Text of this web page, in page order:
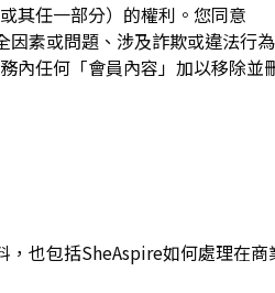
其任一部分）的權利。您同意
素或問題、涉及詐欺或違法行為
內任何「會員內容」加以移除並
也包括SheAspire如何處理在商